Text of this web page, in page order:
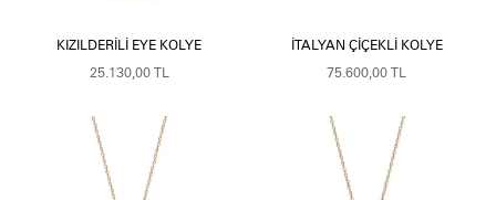
KIZILDERILI EYE KOLYE
25.130,00 TL
İTALYAN ÇIÇEKLI KOLYE
75.600,00 TL